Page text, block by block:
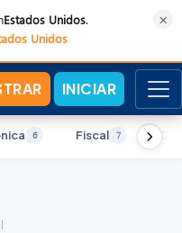
Estados Unidos.
Unidos
×
INICIAR
6 Fiscal 7